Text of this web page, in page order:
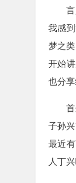
我感
梦之
开始
也分享
子孙
最近
人丁